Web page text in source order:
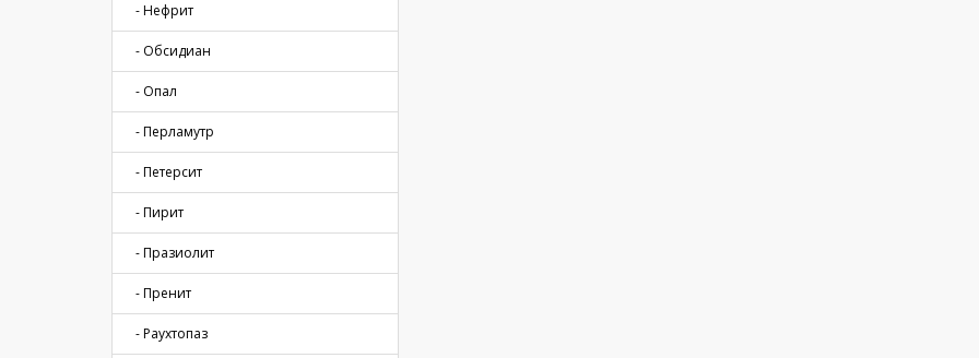
- Нефрит
- Обсидиан
- Опал
- Перламутр
- Петерсит
- Пирит
- Празиолит
- Пренит
- Раухтопаз